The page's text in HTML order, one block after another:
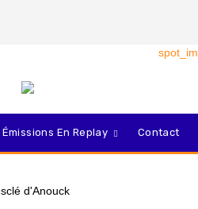
Émissions En Replay Contact